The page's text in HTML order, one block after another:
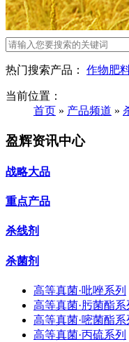
热门搜索产品： 作物肥
当前位置：
首页 » 产品频道 »
盈辉资讯中心
战略大品
重点产品
杀线剂
杀菌剂
高等真菌·吡唑系列
高等真菌·肟菌酯系
高等真菌·嘧菌酯系
高等真菌·丙硫系列